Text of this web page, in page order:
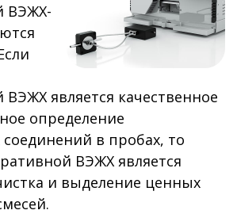
ВЭЖХ-
ВЭЖХ является качественное
определение
в пробах, то
ВЭЖХ является
и выделение ценных